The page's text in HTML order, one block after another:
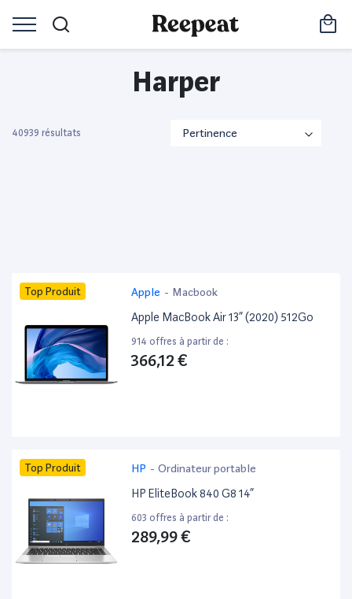
Harper
40939 résultats
Top Produit Apple - Macbook
Apple MacBook Air 13” (2020) 512Go
914 offres à partir de :
366,12 €
Top Produit HP - Ordinateur portable
HP EliteBook 840 G8 14”
603 offres à partir de :
289,99 €